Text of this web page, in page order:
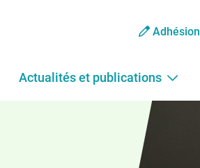
Adhésion
Actualités et publications